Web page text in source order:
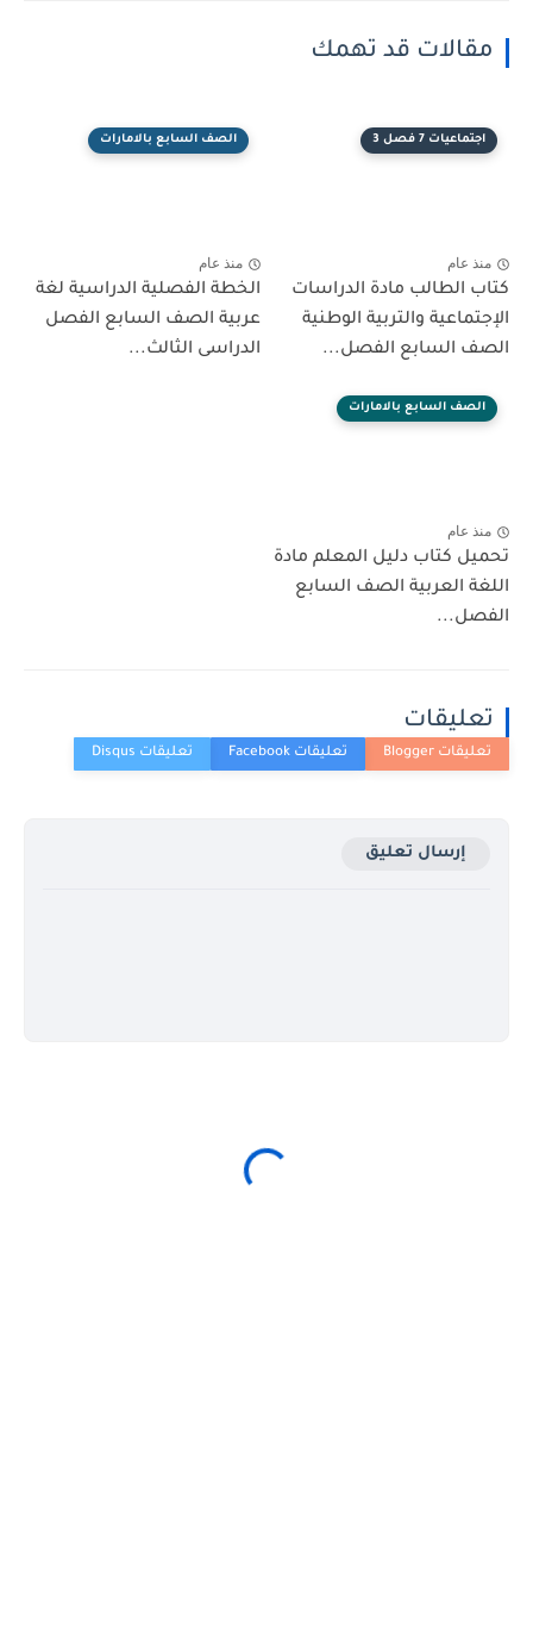
مقالات قد تهمك
اجتماعيات 7 فصل 3
منذ عام
كتاب الطالب مادة الدراسات
الإجتماعية والتربية الوطنية
الصف السابع الفصل...
الصف السابع بالامارات
منذ عام
الخطة الفصلية الدراسية لغة
عربية الصف السابع الفصل
الدراسى الثالث...
الصف السابع بالامارات
منذ عام
تحميل كتاب دليل المعلم مادة
اللغة العربية الصف السابع
الفصل...
تعليقات
إرسال تعليق